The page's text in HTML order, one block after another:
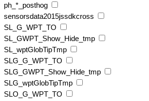
ph_*_posthog
sensorsdata2015jssdkcross
SL_G_WPT_TO
SL_GWPT_Show_Hide_tmp
SL_wptGlobTipTmp
SLG_G_WPT_TO
SLG_GWPT_Show_Hide_tmp
SLG_wptGlobTipTmp
SLO_G_WPT_TO